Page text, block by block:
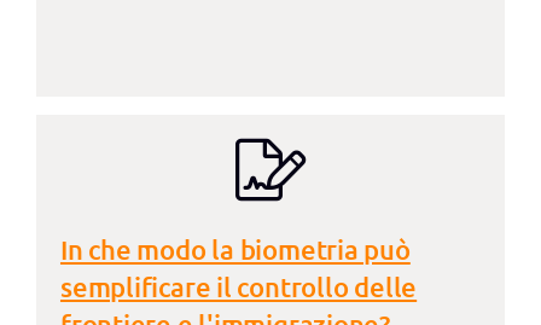
In che modo la biometria può
semplificare il controllo delle